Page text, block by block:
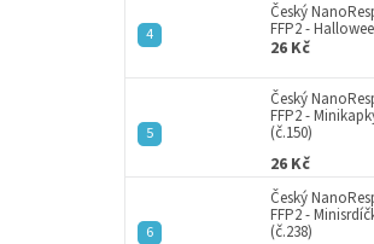
Český
FFP2 -
26 Kč
Český
FFP2 -
(č.150)
26 Kč
Český
FFP2 -
(č.238)